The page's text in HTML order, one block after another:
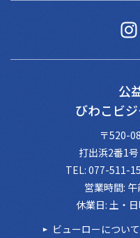
公
びわこビ
〒520-
打出浜2番1
TEL: 077-511-
営業時間:
休業日: 土・
ビューローについて